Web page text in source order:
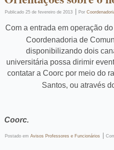
Publicado 25 de fevereiro de 2013 Por
Com a entrada em operação
Coordenadoria de
disponibilizando dois
universitária possa dirimir
contatar a Coorc por meio do
Santos, ou através
Coorc.
Postado em Avisos Professores e Funcionários